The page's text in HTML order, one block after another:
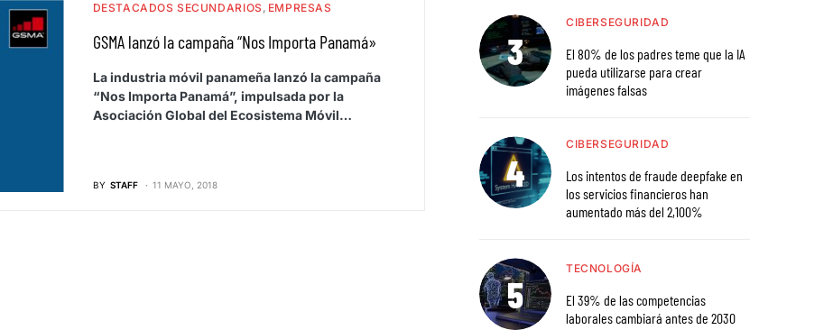
DESTACADOS SECUNDARIOS EMPRESAS
GSMA lanzó la campaña “Nos Importa Panamá»
La industria móvil panameña lanzó la campaña
“Nos Importa Panamá”, impulsada por la
Asociación Global del Ecosistema Móvil…
BY STAFF 11 MAYO, 2018
CIBERSEGURIDAD
El 80% de los padres teme que la IA
pueda utilizarse para crear
imágenes falsas
CIBERSEGURIDAD
Los intentos de fraude deepfake en
los servicios financieros han
aumentado más del 2,100%
TECNOLOGÍA
El 39% de las competencias
laborales cambiará antes de 2030